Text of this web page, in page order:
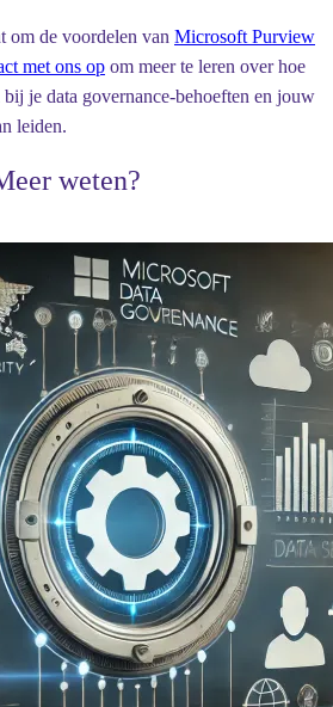
om de voordelen van Microsoft Purview
met ons op om meer te leren over hoe
je data governance-behoeften en jouw
leiden.
weten?